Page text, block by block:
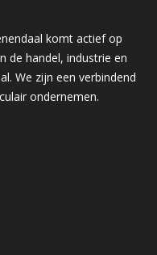
komt actief op
de handel, industrie en
We zijn een verbindend
ondernemen.